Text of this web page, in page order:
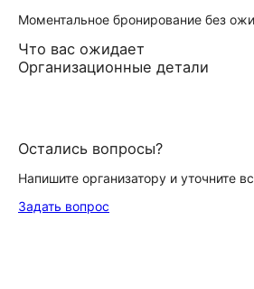
Моментальное бронирование без
Что вас ожидает
Организационные детали
Остались вопросы?
Напишите организатору и уточните
Задать вопрос